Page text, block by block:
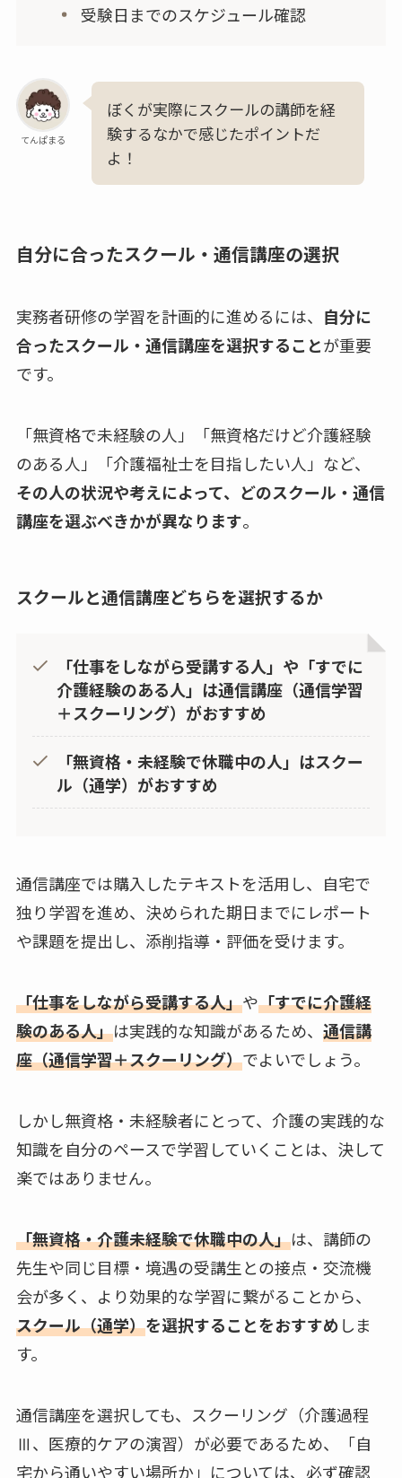
受験日までのスケジュール確認
てんぱまる
ぼくが実際にスクールの講師を経
験するなかで感じたポイントだ
よ！
自分に合ったスクール・通信講座の選択
実務者研修の学習を計画的に進めるには、 自分に
合ったスクール・通信講座を選択することが重要
です。
「無資格で未経験の人」「無資格だけど介護経験
のある人」「介護福祉士を目指したい人」など、
その人の状況や考えによって、どのスクール・通信
講座を選ぶべきかが異なります。
スクールと通信講座どちらを選択するか
「仕事をしながら受講する人」や「すでに
介護経験のある人」は通信講座（通信学習
＋スクーリング）がおすすめ
「無資格・未経験で休職中の人」はスクー
ル（通学）がおすすめ
通信講座では購入したテキストを活用し、自宅で
独り学習を進め、決められた期日までにレポート
や課題を提出し、添削指導・評価を受けます。
「仕事をしながら受講する人」や「すでに介護経
験のある人」は実践的な知識があるため、 通信講
座（通信学習＋スクーリング）でよいでしょう。
しかし無資格・未経験者にとって、介護の実践的な
知識を自分のペースで学習していくことは、決して
楽ではありません。
「無資格・介護未経験で休職中の人」は、講師の
先生や同じ目標・境遇の受講生との接点・交流機
会が多く、より効果的な学習に繋がることから、
スクール（通学）を選択することをおすすめしま
す。
通信講座を選択しても、スクーリング（介護過程
Ⅲ、医療的ケアの演習）が必要であるため、「自
宅から通いやすい場所か」については、必ず確認